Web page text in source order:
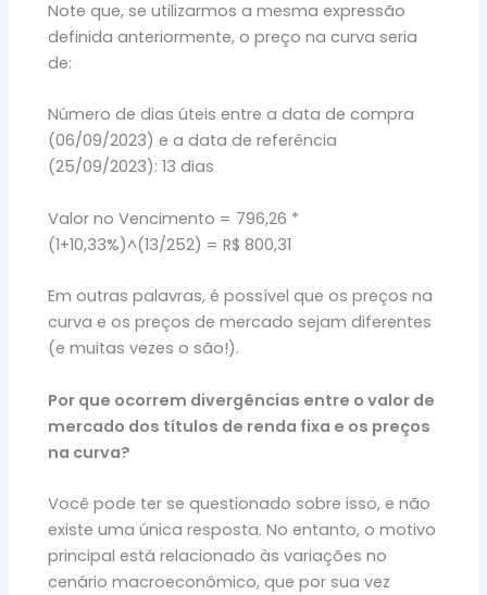
Note que, se utilizarmos a mesma expressão
definida anteriormente, o preço na curva seria
de:
Número de dias úteis entre a data de compra
(06/09/2023) e a data de referência
(25/09/2023): 13 dias
Valor no Vencimento = 796,26 *
(1+10,33%)^(13/252) = R$ 800,31
Em outras palavras, é possível que os preços na
curva e os preços de mercado sejam diferentes
(e muitas vezes o são!).
Por que ocorrem divergências entre o valor de
mercado dos títulos de renda fixa e os preços
na curva?
Você pode ter se questionado sobre isso, e não
existe uma única resposta. No entanto, o motivo
principal está relacionado às variações no
cenário macroeconômico, que por sua vez